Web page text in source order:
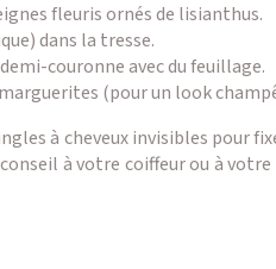
fleuris ornés de lisianthus.
dans la tresse.
couronne avec du feuillage.
(pour un look
à cheveux invisibles pour
à votre coiffeur ou à